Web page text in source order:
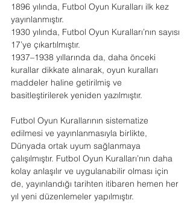
1896 yılında, Futbol Oyun Kuralları ilk kez
yayınlanmıştır.
1930 yılında, Futbol Oyun Kuralları’nın sayısı
17’ye çıkartılmıştır.
1937–1938 yıllarında da, daha önceki
kurallar dikkate alınarak, oyun kuralları
maddeler haline getirilmiş ve
basitleştirilerek yeniden yazılmıştır.
Futbol Oyun Kurallarının sistematize
edilmesi ve yayınlanmasıyla birlikte,
Dünyada ortak uyum sağlanmaya
çalışılmıştır. Futbol Oyun Kuralları’nın daha
kolay anlaşılır ve uygulanabilir olması için
de, yayınlandığı tarihten itibaren hemen her
yıl yeni düzenlemeler yapılmıştır.